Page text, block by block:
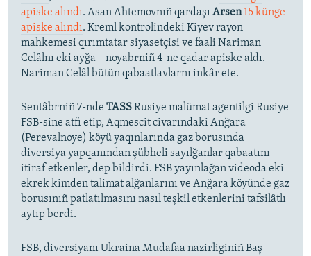
apiske alındı. Asan Ahtemovnıñ qardaşı Arsen15 künge
apiske alındı. Kreml kontrolindeki Kiyev rayon
mahkemesi qırımtatar siyasetçisi ve faali Nariman
Celâlnı eki ayğa – noyabrniñ 4-ne qadar apiske aldı.
Nariman Celâl bütün qabaatlavlarnı inkâr ete.
Sentâbrniñ 7-nde TASSRusiye malümat agentilgi Rusiye
FSB-sine atfı etip, Aqmescit civarındaki Anğara
(Perevalnoye) köyü yaqınlarında gaz borusında
diversiya yapqanından şübheli sayılğanlar qabaatını
itiraf etkenler, dep bildirdi. FSB yayınlağan videoda eki
ekrek kimden talimat alğanlarını ve Anğara köyünde gaz
borusınıñ patlatılmasını nasıl teşkil etkenlerini tafsilâtlı
aytıp berdi.
FSB, diversiyanı Ukraina Mudafaa nazirliginiñ Baş